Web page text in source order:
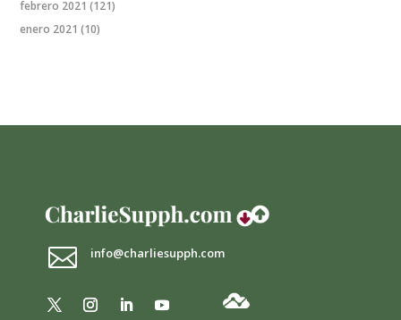
febrero 2021 (121)
enero 2021 (10)
 info@charliesupph.com